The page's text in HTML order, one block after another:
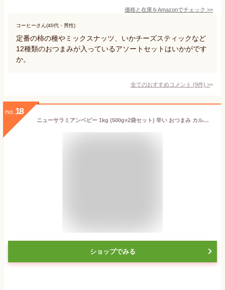
価格と在庫をAmazonでチェック >>
コーヒーさん(40代・男性)
定番の柿の種やミックスナッツ、いかチーズスティックなど
12種類のおつまみが入っているアソートセットはいかがです
か。
全てのおすすめコメント (9件) >
no. 18
ニューサラミアンベビー 1kg (500g×2袋セット) 辛い おつまみ カルパス サラミ ドライソーセージ 珍味 お買い得 送料無料 業務用 おやつ お手軽 人気商品 お花見 パーティ 大容量 お徳用 ギフト可 [ニューサラミアン1キロ] 即送 置き配可
ショップでみる